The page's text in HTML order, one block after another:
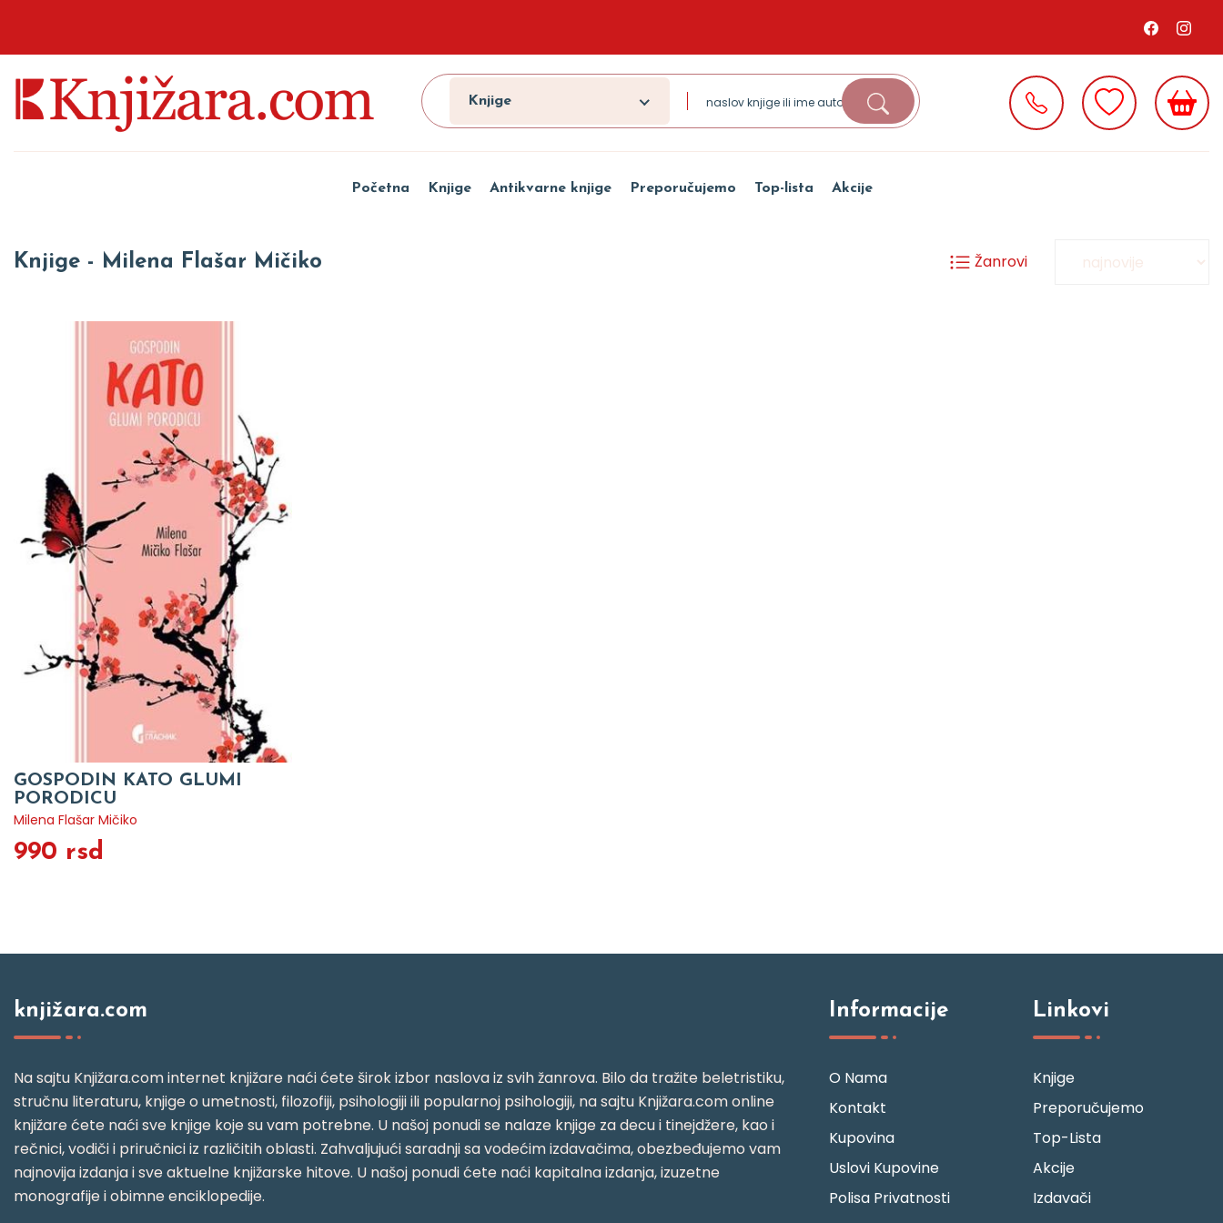
Knjige
Početna Knjige Antikvarne knjige Preporučujemo Top-lista Akcije
Knjige - Milena Flašar Mičiko Žanrovi
GOSPODIN KATO GLUMI
PORODICU
Milena Flašar Mičiko
990 rsd
knjižara.com
Na sajtu Knjižara.com internet knjižare naći ćete širok izbor naslova iz svih žanrova. Bilo da tražite beletristiku,
stručnu literaturu, knjige o umetnosti, filozofiji, psihologiji ili popularnoj psihologiji, na sajtu Knjižara.com online
knjižare ćete naći sve knjige koje su vam potrebne. U našoj ponudi se nalaze knjige za decu i tinejdžere, kao i
rečnici, vodiči i priručnici iz različitih oblasti. Zahvaljujući saradnji sa vodećim izdavačima, obezbeđujemo vam
najnovija izdanja i sve aktuelne knjižarske hitove. U našoj ponudi ćete naći kapitalna izdanja, izuzetne
monografije i obimne enciklopedije.
Informacije
O Nama
Kontakt
Kupovina
Uslovi Kupovine
Polisa Privatnosti
Linkovi
Knjige
Preporučujemo
Top-Lista
Akcije
Izdavači